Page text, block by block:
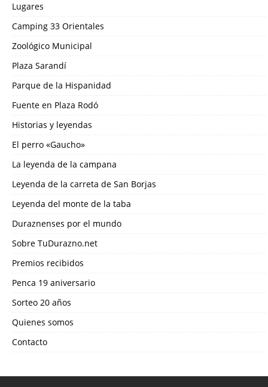
Lugares
Camping 33 Orientales
Zoológico Municipal
Plaza Sarandí
Parque de la Hispanidad
Fuente en Plaza Rodó
Historias y leyendas
El perro «Gaucho»
La leyenda de la campana
Leyenda de la carreta de San Borjas
Leyenda del monte de la taba
Duraznenses por el mundo
Sobre TuDurazno.net
Premios recibidos
Penca 19 aniversario
Sorteo 20 años
Quienes somos
Contacto